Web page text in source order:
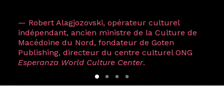
— Robert Alagjozovski, opérateur culturel
indépendant, ancien ministre de la Culture de
Macédoine du Nord, fondateur de Goten
Publishing, directeur du centre culturel ONG
Esperanza World Culture Center.